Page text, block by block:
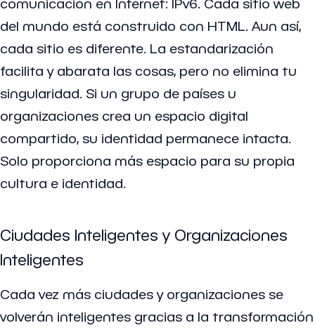
comunicación en Internet: IPv6. Cada sitio web
del mundo está construido con HTML. Aun así,
cada sitio es diferente. La estandarización
facilita y abarata las cosas, pero no elimina tu
singularidad. Si un grupo de países u
organizaciones crea un espacio digital
compartido, su identidad permanece intacta.
Solo proporciona más espacio para su propia
cultura e identidad.
Ciudades Inteligentes y Organizaciones
Inteligentes
Cada vez más ciudades y organizaciones se
volverán inteligentes gracias a la transformación